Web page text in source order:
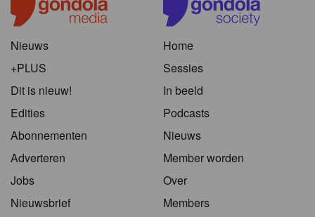
Nieuws
+PLUS
Dit is nieuw!
Edities
Abonnementen
Adverteren
Jobs
Nieuwsbrief
Home
Sessies
In beeld
Podcasts
Nieuws
Member worden
Over
Members